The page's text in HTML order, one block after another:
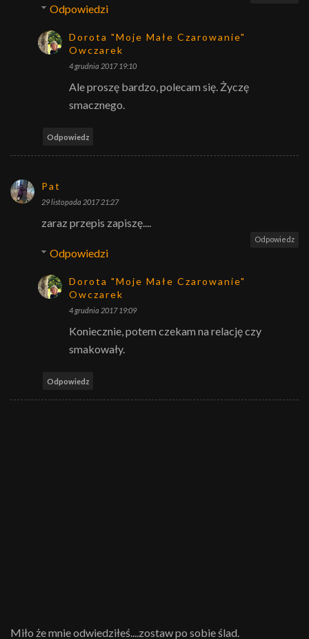
Odpowiedzi
Dorota "Moje Małe Czarowanie"
Owczarek
4 grudnia 2017 19:10
Ale proszę bardzo, polecam się. Życzę
smacznego.
Odpowiedz
Pat
29 listopada 2017 21:27
zaraz przepis zapiszę....
Odpowiedz
Odpowiedzi
Dorota "Moje Małe Czarowanie"
Owczarek
4 grudnia 2017 19:09
Koniecznie, potem czekam na relację czy
smakowały.
Odpowiedz
Miło że mnie odwiedziłeś....zostaw po sobie ślad.